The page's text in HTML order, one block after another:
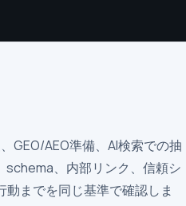
GEO/AEO準備、AI検索での抽
schema、内部リンク、信頼シ
までを同じ基準で確認しま